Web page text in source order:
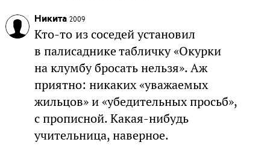
Никита 2009
Кто-то из соседей установил
в палисаднике табличку «Окурки
на клумбу бросать нельзя». Аж
приятно: никаких «уважаемых
жильцов» и «убедительных просьб»,
с прописной. Какая-нибудь
учительница, наверное.